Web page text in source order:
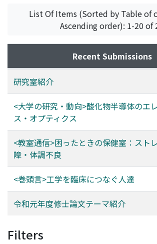
List Of Items (Sorted by Table of
Ascending order): 1-20 of
Recent Submissions
研究室紹介
<大学の研究・動向>酸化物半導体のエ
ス・オプティクス
<教室通信>困ったときの保健室：スト
障・体調不良
<巻頭言>工学を臨床につなぐ人達
令和元年度修士論文テーマ紹介
Filters